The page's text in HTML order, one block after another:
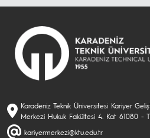
Karadeniz Teknik Üniversitesi Kariyer
Merkezi Hukuk Fakültesi 4. Kat 61080 -
kariyermerkezi@ktu.edu.tr